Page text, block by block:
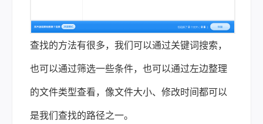
查找的方法有很多，我们可以通过关键词搜索，
也可以通过筛选一些条件，也可以通过左边整理
的文件类型查看，像文件大小、修改时间都可以
是我们查找的路径之一。